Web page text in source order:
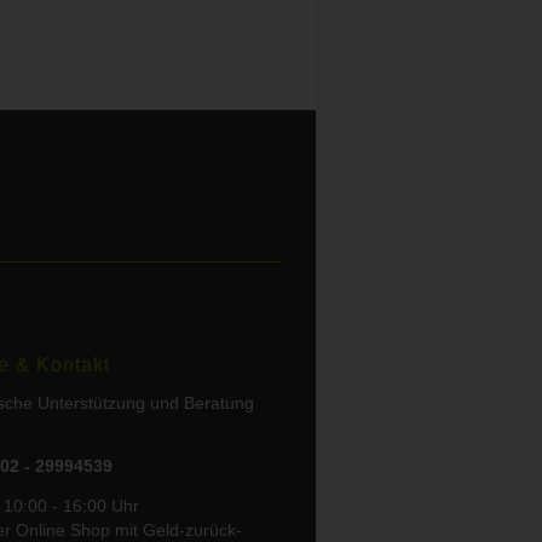
& Kontakt
Unterstützung und Beratung
- 29994539
- 16:00 Uhr
Online Shop mit Geld-zurück-